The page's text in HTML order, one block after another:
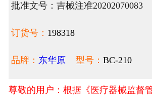
批准文号：吉械注准20202070083
订货号： 198318
品牌： 东华原 型号： BC-210
尊敬的用户：根据《医疗器械监督